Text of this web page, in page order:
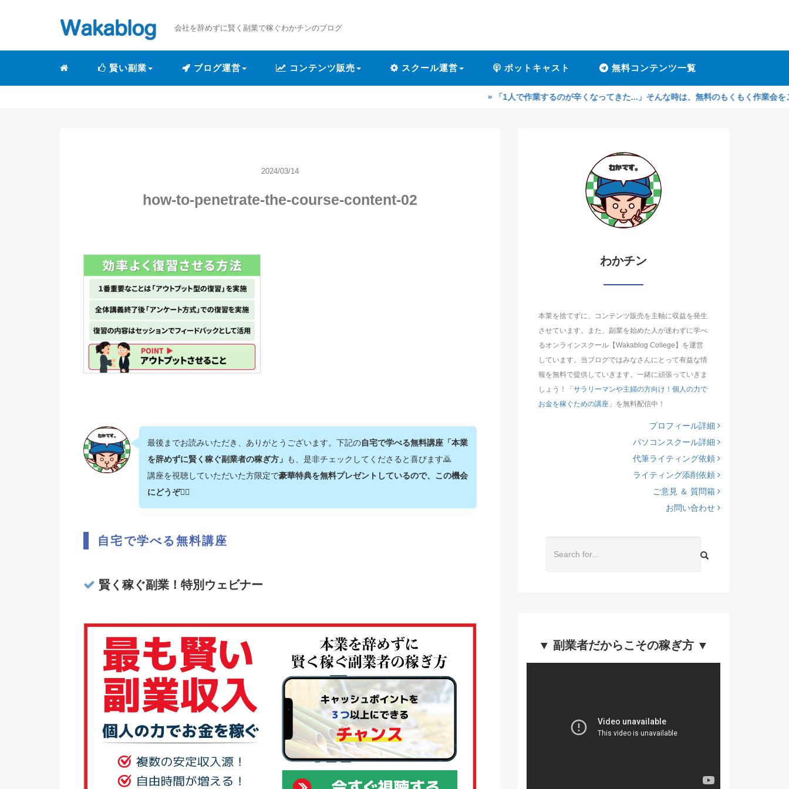
会社を辞めずに賢く副業で稼ぐわかチンのブログ
賢い副業 ブログ運営 コンテンツ販売 スクール運営 ポットキャスト 無料コンテンツ一覧
» 「1人で作業するのが辛くなってきた...」そんな時は、無料のもくもく作業会をご利用くださ
2024/03/14
how-to-penetrate-the-course-content-02
最後までお読みいただき、ありがとうございます。下記の自宅で学べる無料講座「本業
を辞めずに賢く稼ぐ副業者の稼ぎ方」 も、是非チェックしてくださると喜びます🙇‍
講座を視聴していただいた方限定で豪華特典を無料プレゼントしているので、この機会
にどうぞ💁‍♂️
自宅で学べる無料講座
賢く稼ぐ副業！特別ウェビナー
わかチン
本業を捨てずに、コンテンツ販売を主軸に収益を発生
させています。また、副業を始めた人が迷わずに学べ
るオンラインスクール【Wakablog College】を運営
しています。当ブログではみなさんにとって有益な情
報を無料で提供していきます。一緒に頑張っていきま
しょう！「 サラリーマンや主婦の方向け！個人の力で
お金を稼ぐための講座 」を無料配信中！
プロフィール詳細
パソコンスクール詳細
代筆ライティング依頼
ライティング添削依頼
ご意見 ＆ 質問箱
お問い合わせ
▼ 副業者だからこその稼ぎ方 ▼